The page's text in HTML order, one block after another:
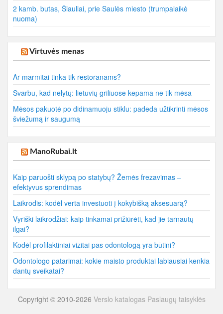
2 kamb. butas, Šiauliai, prie Saulės miesto (trumpalaikė
nuoma)
Virtuvės menas
Ar marmitai tinka tik restoranams?
Svarbu, kad nelytų: lietuvių griliuose kepama ne tik mėsa
Mėsos pakuotė po didinamuoju stiklu: padeda užtikrinti mėsos
šviežumą ir saugumą
ManoRubai.lt
Kaip paruošti sklypą po statybų? Žemės frezavimas –
efektyvus sprendimas
Laikrodis: kodėl verta investuoti į kokybišką aksesuarą?
Vyriški laikrodžiai: kaip tinkamai prižiūrėti, kad jie tarnautų
ilgai?
Kodėl profilaktiniai vizitai pas odontologą yra būtini?
Odontologo patarimai: kokie maisto produktai labiausiai kenkia
dantų sveikatai?
Copyright © 2010-2026 Verslo katalogas Paslaugų taisyklės